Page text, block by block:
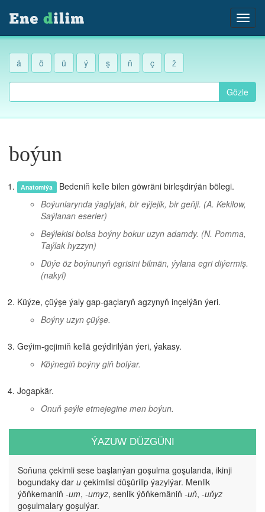
ä ö ü ý ş ň ç ž
Gözle
boýun
Anatomiýa Bedeniň kelle bilen göwräni birleşdirýän bölegi.
Boýunlarynda ýaglyjak, bir eýjejik, bir geňji. (A. Kekilow,
Saýlanan eserler)
Beýlekisi bolsa boýny bokur uzyn adamdy. (N. Pomma,
Taýlak hyzzyn)
Düýe öz boýnunyň egrisini bilmän, ýylana egri diýermiş.
(nakyl)
Küýze, çüýşe ýaly gap-gaçlaryň agzynyň inçelýän ýeri.
Boýny uzyn çüýşe.
Geýim-gejimiň kellä geýdirilýän ýeri, ýakasy.
Köýnegiň boýny giň bolýar.
Jogapkär.
Onuň şeýle etmejegine men boýun.
ÝAZUW DÜZGÜNI
Soňuna çekimli sese başlanýan goşulma goşulanda, ikinji
bogundaky dar u çekimlisi düşürilip ýazylýar. Menlik
ýöňkemaniň -um, -umyz, senlik ýöňkemäniň -uň, -uňyz
goşulmalary goşulýar.